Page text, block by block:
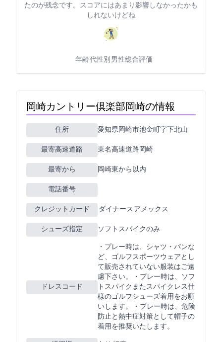
たのが残念です。スコアにはあまり影響しなかったかも
しれないけどね
年齢: 60代性別: 男性総合評価: 5
岡崎カントリー倶楽部(岡崎CC)の情報
住所 愛知県岡崎市池金町字下北山2-39
最寄高速道路 東名高速道路岡崎
最寄ICから 岡崎東から10km以内
電話番号
クレジットカード JCB VISA ダイナース アメックス
シューズ指定 ソフトスパイクのみ
ドレスコード
・プレー時は、Tシャツ・Gパンな
ど、ゴルフ(スポーツ)ウェアとし
て販売されていない服装はご遠
慮下さい。 ・プレー時は、ソフ
トスパイクまたスパイクレス仕
様のゴルフシューズ着用をお願
いします。 ・プレー時は、危険
防止と熱中症対策として帽子の
着用を推奨いたします。